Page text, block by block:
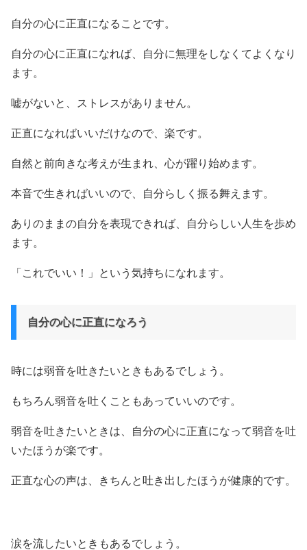
自分の心に正直になることです。
自分の心に正直になれば、自分に無理をしなくてよくなり
ます。
嘘がないと、ストレスがありません。
正直になればいいだけなので、楽です。
自然と前向きな考えが生まれ、心が躍り始めます。
本音で生きればいいので、自分らしく振る舞えます。
ありのままの自分を表現できれば、自分らしい人生を歩め
ます。
「これでいい！」という気持ちになれます。
自分の心に正直になろう
時には弱音を吐きたいときもあるでしょう。
もちろん弱音を吐くこともあっていいのです。
弱音を吐きたいときは、自分の心に正直になって弱音を吐
いたほうが楽です。
正直な心の声は、きちんと吐き出したほうが健康的です。
涙を流したいときもあるでしょう。